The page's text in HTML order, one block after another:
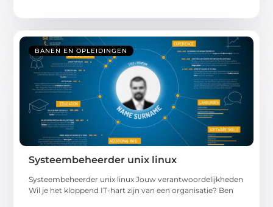
BANEN EN OPLEIDINGEN
Systeembeheerder unix linux
Systeembeheerder unix linux Jouw verantwoordelijkheden
Wil je het kloppend IT-hart zijn van een organisatie? Ben